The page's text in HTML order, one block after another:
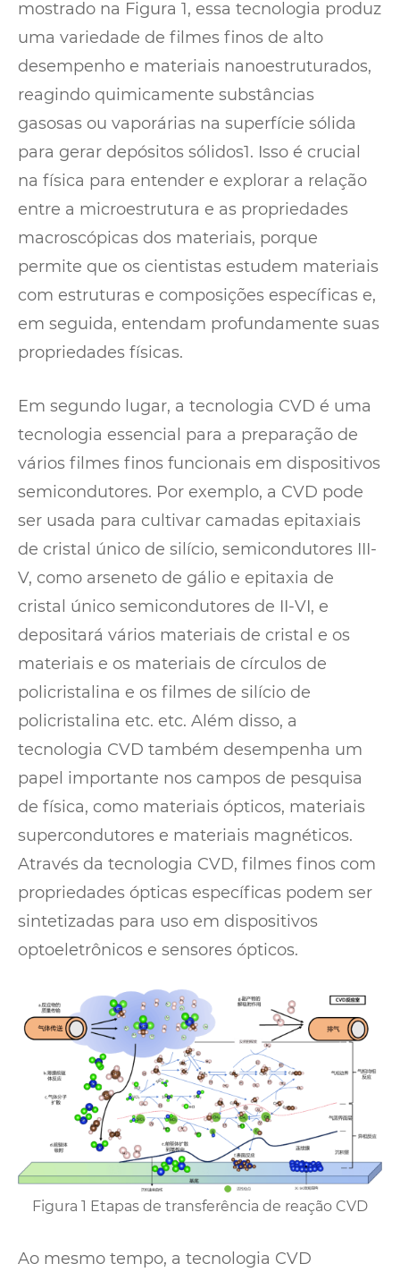
mostrado na Figura 1, essa tecnologia produz
uma variedade de filmes finos de alto
desempenho e materiais nanoestruturados,
reagindo quimicamente substâncias
gasosas ou vaporárias na superfície sólida
para gerar depósitos sólidos1. Isso é crucial
na física para entender e explorar a relação
entre a microestrutura e as propriedades
macroscópicas dos materiais, porque
permite que os cientistas estudem materiais
com estruturas e composições específicas e,
em seguida, entendam profundamente suas
propriedades físicas.
Em segundo lugar, a tecnologia CVD é uma
tecnologia essencial para a preparação de
vários filmes finos funcionais em dispositivos
semicondutores. Por exemplo, a CVD pode
ser usada para cultivar camadas epitaxiais
de cristal único de silício, semicondutores III-
V, como arseneto de gálio e epitaxia de
cristal único semicondutores de II-VI, e
depositará vários materiais de cristal e os
materiais e os materiais de círculos de
policristalina e os filmes de silício de
policristalina etc. etc. Além disso, a
tecnologia CVD também desempenha um
papel importante nos campos de pesquisa
de física, como materiais ópticos, materiais
supercondutores e materiais magnéticos.
Através da tecnologia CVD, filmes finos com
propriedades ópticas específicas podem ser
sintetizadas para uso em dispositivos
optoeletrônicos e sensores ópticos.
Figura 1 Etapas de transferência de reação CVD
Ao mesmo tempo, a tecnologia CVD